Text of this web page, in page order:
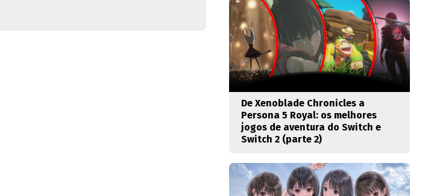
De Xenoblade Chronicles a
Persona 5 Royal: os melhores
jogos de aventura do Switch e
Switch 2 (parte 2)